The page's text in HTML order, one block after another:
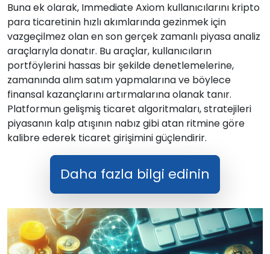
Buna ek olarak, Immediate Axiom kullanıcılarını kripto
para ticaretinin hızlı akımlarında gezinmek için
vazgeçilmez olan en son gerçek zamanlı piyasa analiz
araçlarıyla donatır. Bu araçlar, kullanıcıların
portföylerini hassas bir şekilde denetlemelerine,
zamanında alım satım yapmalarına ve böylece
finansal kazançlarını artırmalarına olanak tanır.
Platformun gelişmiş ticaret algoritmaları, stratejileri
piyasanın kalp atışının nabız gibi atan ritmine göre
kalibre ederek ticaret girişimini güçlendirir.
Daha fazla bilgi edinin